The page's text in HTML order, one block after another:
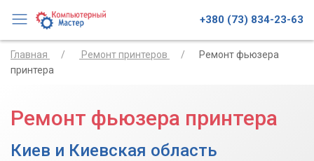
+380 (73) 834-23-63
Главная Ремонт принтеров
Ремонт фьюзера
принтера
Ремонт фьюзера принтера
Киев и Киевская область